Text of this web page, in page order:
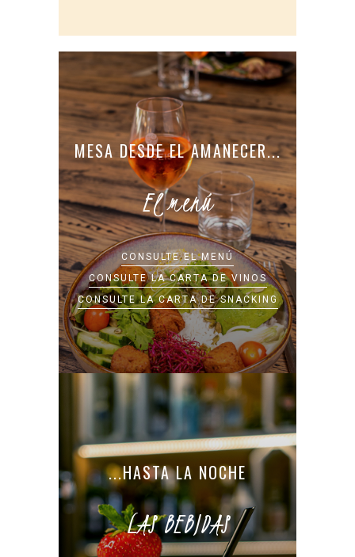
MESA DESDE EL AMANECER...
El menú
CONSULTE EL MENÚ
CONSULTE LA CARTA DE VINOS
CONSULTE LA CARTA DE SNACKING
...HASTA LA NOCHE
LAS BEBIDAS